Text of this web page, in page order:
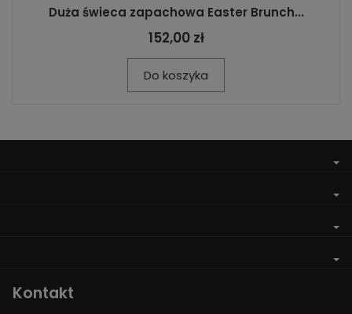
Duża świeca zapachowa Easter Brunch...
152,00 zł
Do koszyka
Kontakt